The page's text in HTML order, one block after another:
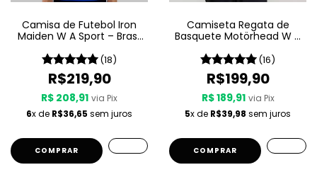
Camisa de Futebol Iron
Maiden W A Sport – Brasil
(18)
R$219,90
R$ 208,91 via Pix
6x de R$36,65 sem juros
COMPRAR
Camiseta Regata de
Basquete Motörhead W A
(16)
R$199,90
R$ 189,91 via Pix
5x de R$39,98 sem juros
COMPRAR